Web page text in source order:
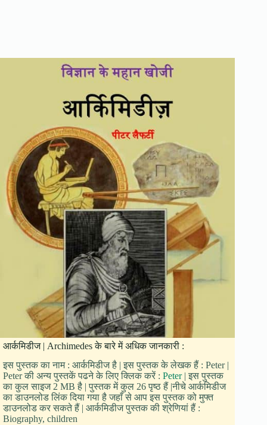
आर्कमिडीज | Archimedes के बारे में अधिक जानकारी :
इस पुस्तक का नाम : आर्कमिडीज है | इस पुस्तक के लेखक हैं : Peter |
Peter की अन्य पुस्तकें पढने के लिए क्लिक करें : Peter| इस पुस्तक
का कुल साइज 2 MB है | पुस्तक में कुल 26 पृष्ठ हैं |नीचे आर्कमिडीज
का डाउनलोड लिंक दिया गया है जहाँ से आप इस पुस्तक को मुफ्त
डाउनलोड कर सकते हैं | आर्कमिडीज पुस्तक की श्रेणियां हैं :
Biography, children